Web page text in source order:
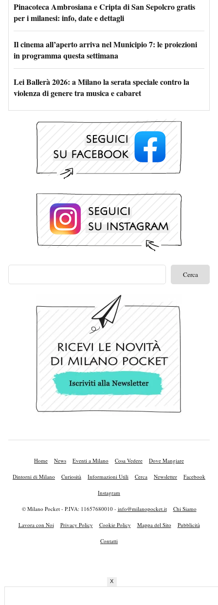
Pinacoteca Ambrosiana e Cripta di San Sepolcro gratis
per i milanesi: info, date e dettagli
Il cinema all’aperto arriva nel Municipio 7: le proiezioni
in programma questa settimana
Lei Ballerà 2026: a Milano la serata speciale contro la
violenza di genere tra musica e cabaret
Home News Eventi a Milano Cosa Vedere Dove Mangiare
Dintorni di Milano Curiosità Informazioni Utili Cerca Newsletter Facebook
Instagram
© Milano Pocket - P.IVA: 11657680010 - info@milanopocket.it Chi Siamo
Lavora con Noi Privacy Policy Cookie Policy Mappa del Sito Pubblicità
Contatti
X